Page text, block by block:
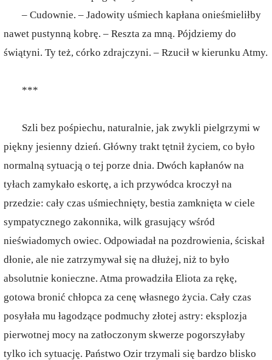
– Cudownie. – Jadowity uśmiech kapłana onieśmieliłby
nawet pustynną kobrę. – Reszta za mną. Pójdziemy do
świątyni. Ty też, córko zdrajczyni. – Rzucił w kierunku Atmy.
***
Szli bez pośpiechu, naturalnie, jak zwykli pielgrzymi w
piękny jesienny dzień. Główny trakt tętnił życiem, co było
normalną sytuacją o tej porze dnia. Dwóch kapłanów na
tyłach zamykało eskortę, a ich przywódca kroczył na
przedzie: cały czas uśmiechnięty, bestia zamknięta w ciele
sympatycznego zakonnika, wilk grasujący wśród
nieświadomych owiec. Odpowiadał na pozdrowienia, ściskał
dłonie, ale nie zatrzymywał się na dłużej, niż to było
absolutnie konieczne. Atma prowadziła Eliota za rękę,
gotowa bronić chłopca za cenę własnego życia. Cały czas
posyłała mu łagodzące podmuchy złotej astry: eksplozja
pierwotnej mocy na zatłoczonym skwerze pogorszyłaby
tylko ich sytuację. Państwo Ozir trzymali się bardzo blisko